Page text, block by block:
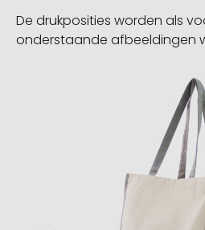
De drukposities worden als
onderstaande afbeeldingen